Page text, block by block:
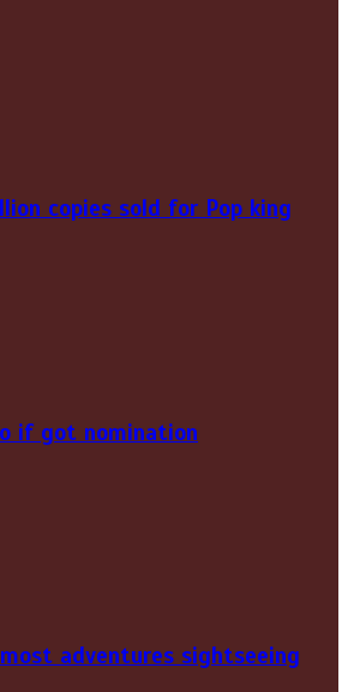
copies sold for Pop king
if got nomination
adventures sightseeing